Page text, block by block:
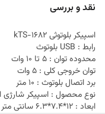
نقد و بررسی
اسپیکر بلوتوثی kTS-1682
رابط : USB بلوتوث
محدوده توان : 5 تا 10 وات
توان خروجی کلی : 5 وات
برد اتصال بلوتوث : 10 متر
نوع محصول : اسپیکر شارژی
ابعاد : 12*7.4*6.3 سانتی متر